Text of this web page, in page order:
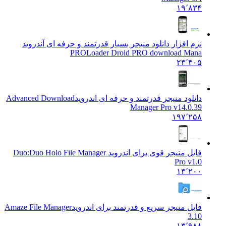
۱۹٬۸۳۴
نرم افزار دانلود منیجر بسیار قدرتمند و حرفه ای آندروید
PROLoader Droid PRO download Mana
۲۳٬۴۰۵
دانلود منیجر قدرتمند و حرفه ای اندروید Advanced Download
Manager Pro v14.0.39
۱۹۷٬۲۵۸
فایل منیجر قوی برای اندروید Duo: Duo Holo File Manager
Pro v1.0
۱۳٬۲۰۰
فایل منیجر سریع و قدرتمند برای اندروید Amaze File Manager